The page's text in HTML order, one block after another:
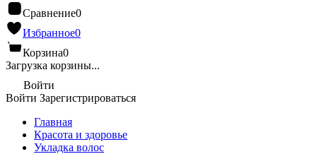
Сравнение0
Избранное0
Корзина0
Загрузка корзины...
Войти
Войти Зарегистрироваться
Главная
Красота и здоровье
Укладка волос